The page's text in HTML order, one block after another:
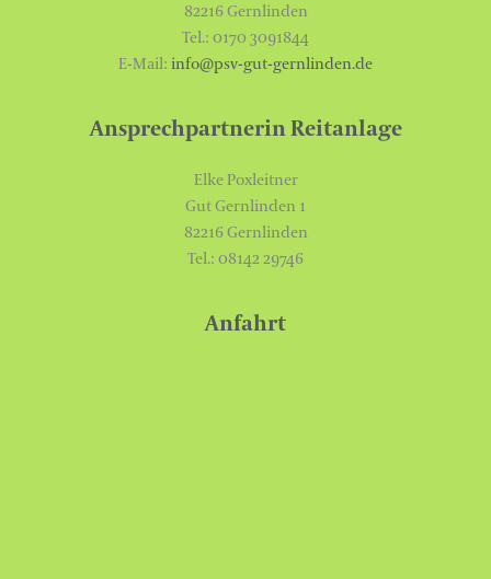
82216 Gernlinden
Tel.: 0170 3091844
E-Mail: info@psv-gut-gernlinden.de
Ansprechpartnerin Reitanlage
Elke Poxleitner
Gut Gernlinden 1
82216 Gernlinden
Tel.: 08142 29746
Anfahrt